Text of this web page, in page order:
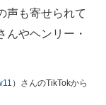
声も寄せられて
んやヘンリー・
）さんのTikTokから